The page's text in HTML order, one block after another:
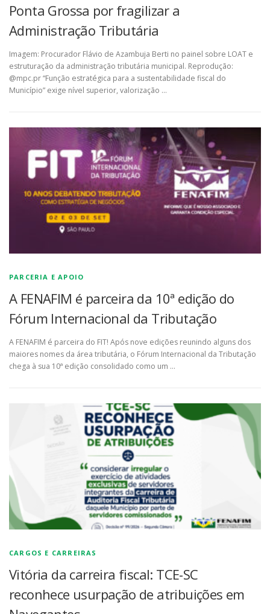
Ponta Grossa por fragilizar a
Administração Tributária
Imagem: Procurador Flávio de Azambuja Berti no painel sobre LOAT e
estruturação da administração tributária municipal. Reprodução:
@mpc.pr “Função estratégica para a sustentabilidade fiscal do
Município” exige nível superior, valorização …
PARCERIA E APOIO
A FENAFIM é parceira da 10ª edição do
Fórum Internacional da Tributação
A FENAFIM é parceira do FIT! Após nove edições reunindo alguns dos
maiores nomes da área tributária, o Fórum Internacional da Tributação
chega à sua 10ª edição consolidado como um …
CARGOS E CARREIRAS
Vitória da carreira fiscal: TCE-SC
reconhece usurpação de atribuições em